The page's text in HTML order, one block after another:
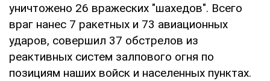
уничтожено 26 вражеских "шахедов". Всего
враг нанес 7 ракетных и 73 авиационных
ударов, совершил 37 обстрелов из
реактивных систем залпового огня по
позициям наших войск и населенных пунктах.